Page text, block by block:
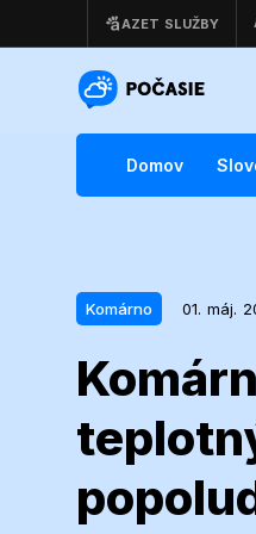
Domov
Komárno 01. máj.